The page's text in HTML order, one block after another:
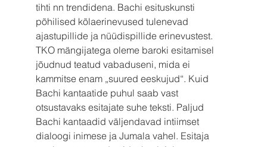
tihti nn trendidena. Bachi esituskunsti
põhilised kõlaerinevused tulenevad
ajastupillide ja nüüdispillide erinevustest.
TKO mängijatega oleme baroki esitamisel
jõudnud teatud vabaduseni, mida ei
kammitse enam „suured eeskujud“. Kuid
Bachi kantaatide puhul saab vast
otsustavaks esitajate suhe teksti. Paljud
Bachi kantaadid väljendavad intiimset
dialoogi inimese ja Jumala vahel. Esitaja